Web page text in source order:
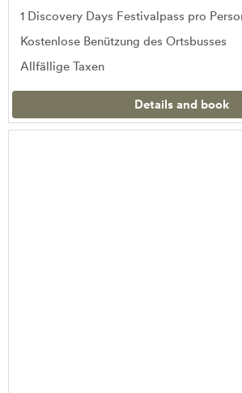
1 Discovery Days Festivalpass pro
Kostenlose Benützung des Ortsbusses
Allfällige Taxen
Details and book